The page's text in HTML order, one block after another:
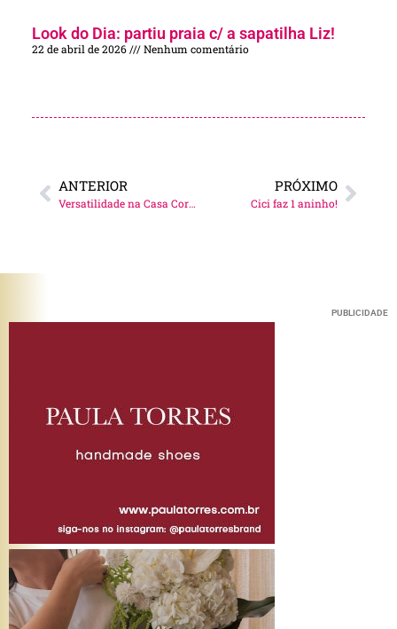
Look do Dia: partiu praia c/ a sapatilha Liz!
22 de abril de 2026 Nenhum comentário
ANTERIOR
Versatilidade na Casa Cor Rio do Janeiro!
PRÓXIMO
Cici faz 1 aninho!
PUBLICIDADE